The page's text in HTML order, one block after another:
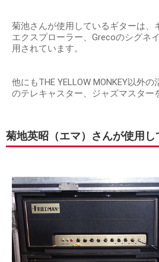
菊池さんが使用しているギターは、
エクスプローラー、Grecoのシグネ
用されています。
他にもTHE YELLOW MONKEY以外
のテレキャスター、ジャズマスター
菊地英昭（エマ）さんが使用